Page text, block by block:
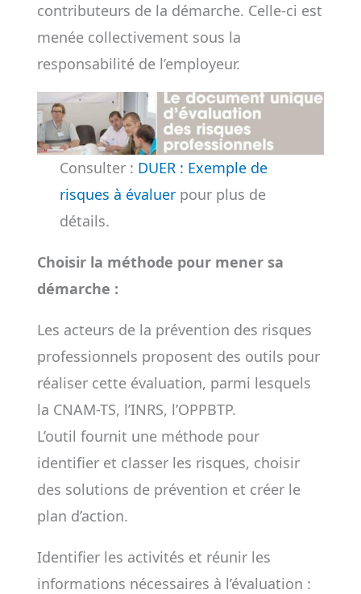
contributeurs de la démarche. Celle-ci est
menée collectivement sous la
responsabilité de l’employeur.
Consulter : DUER : Exemple de
risques à évaluer pour plus de
détails.
Choisir la méthode pour mener sa
démarche :
Les acteurs de la prévention des risques
professionnels proposent des outils pour
réaliser cette évaluation, parmi lesquels
la CNAM-TS, l’INRS, l’OPPBTP.
L’outil fournit une méthode pour
identifier et classer les risques, choisir
des solutions de prévention et créer le
plan d’action.
Identifier les activités et réunir les
informations nécessaires à l’évaluation :